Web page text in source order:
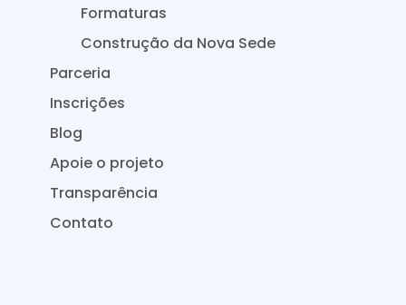
Formaturas
Construção da Nova Sede
Parceria
Inscrições
Blog
Apoie o projeto
Transparência
Contato